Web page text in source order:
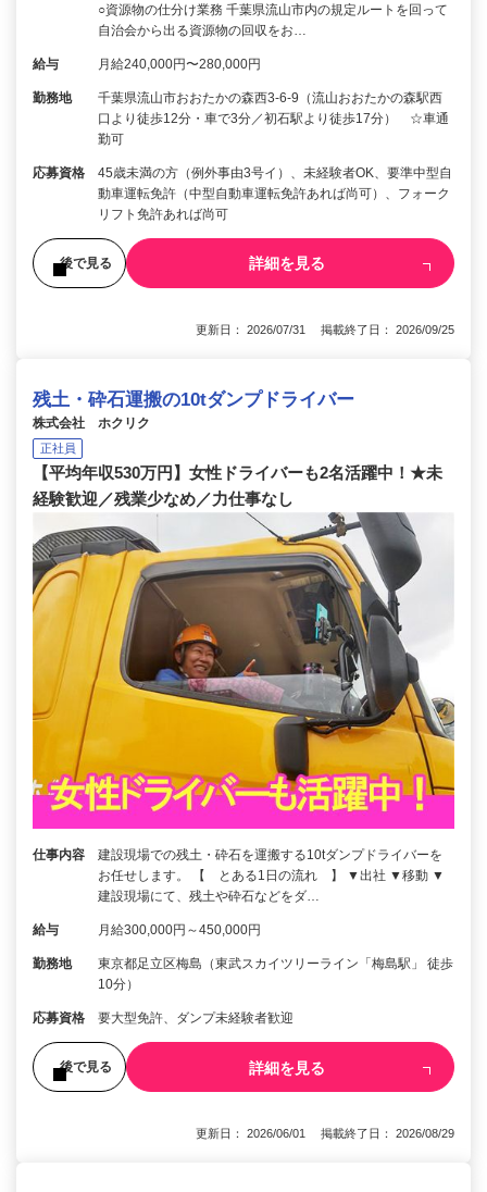
○資源物の仕分け業務 千葉県流山市内の規定ルートを回って
自治会から出る資源物の回収をお…
給与 月給240,000円〜280,000円
勤務地
千葉県流山市おおたかの森西3-6-9（流山おおたかの森駅西
口より徒歩12分・車で3分／初石駅より徒歩17分） ☆車通
勤可
応募資格
45歳未満の方（例外事由3号イ）、未経験者OK、要準中型自
動車運転免許（中型自動車運転免許あれば尚可）、フォーク
リフト免許あれば尚可
後で見る 詳細を見る
更新日： 2026/07/31 掲載終了日： 2026/09/25
残土・砕石運搬の10tダンプドライバー
株式会社 ホクリク
正社員
【平均年収530万円】女性ドライバーも2名活躍中！★未
経験歓迎／残業少なめ／力仕事なし
仕事内容
建設現場での残土・砕石を運搬する10tダンプドライバーを
お任せします。 【 とある1日の流れ 】 ▼出社 ▼移動 ▼
建設現場にて、残土や砕石などをダ…
給与 月給300,000円～450,000円
勤務地
東京都足立区梅島（東武スカイツリーライン「梅島駅」 徒歩
10分）
応募資格 要大型免許、ダンプ未経験者歓迎
後で見る 詳細を見る
更新日： 2026/06/01 掲載終了日： 2026/08/29